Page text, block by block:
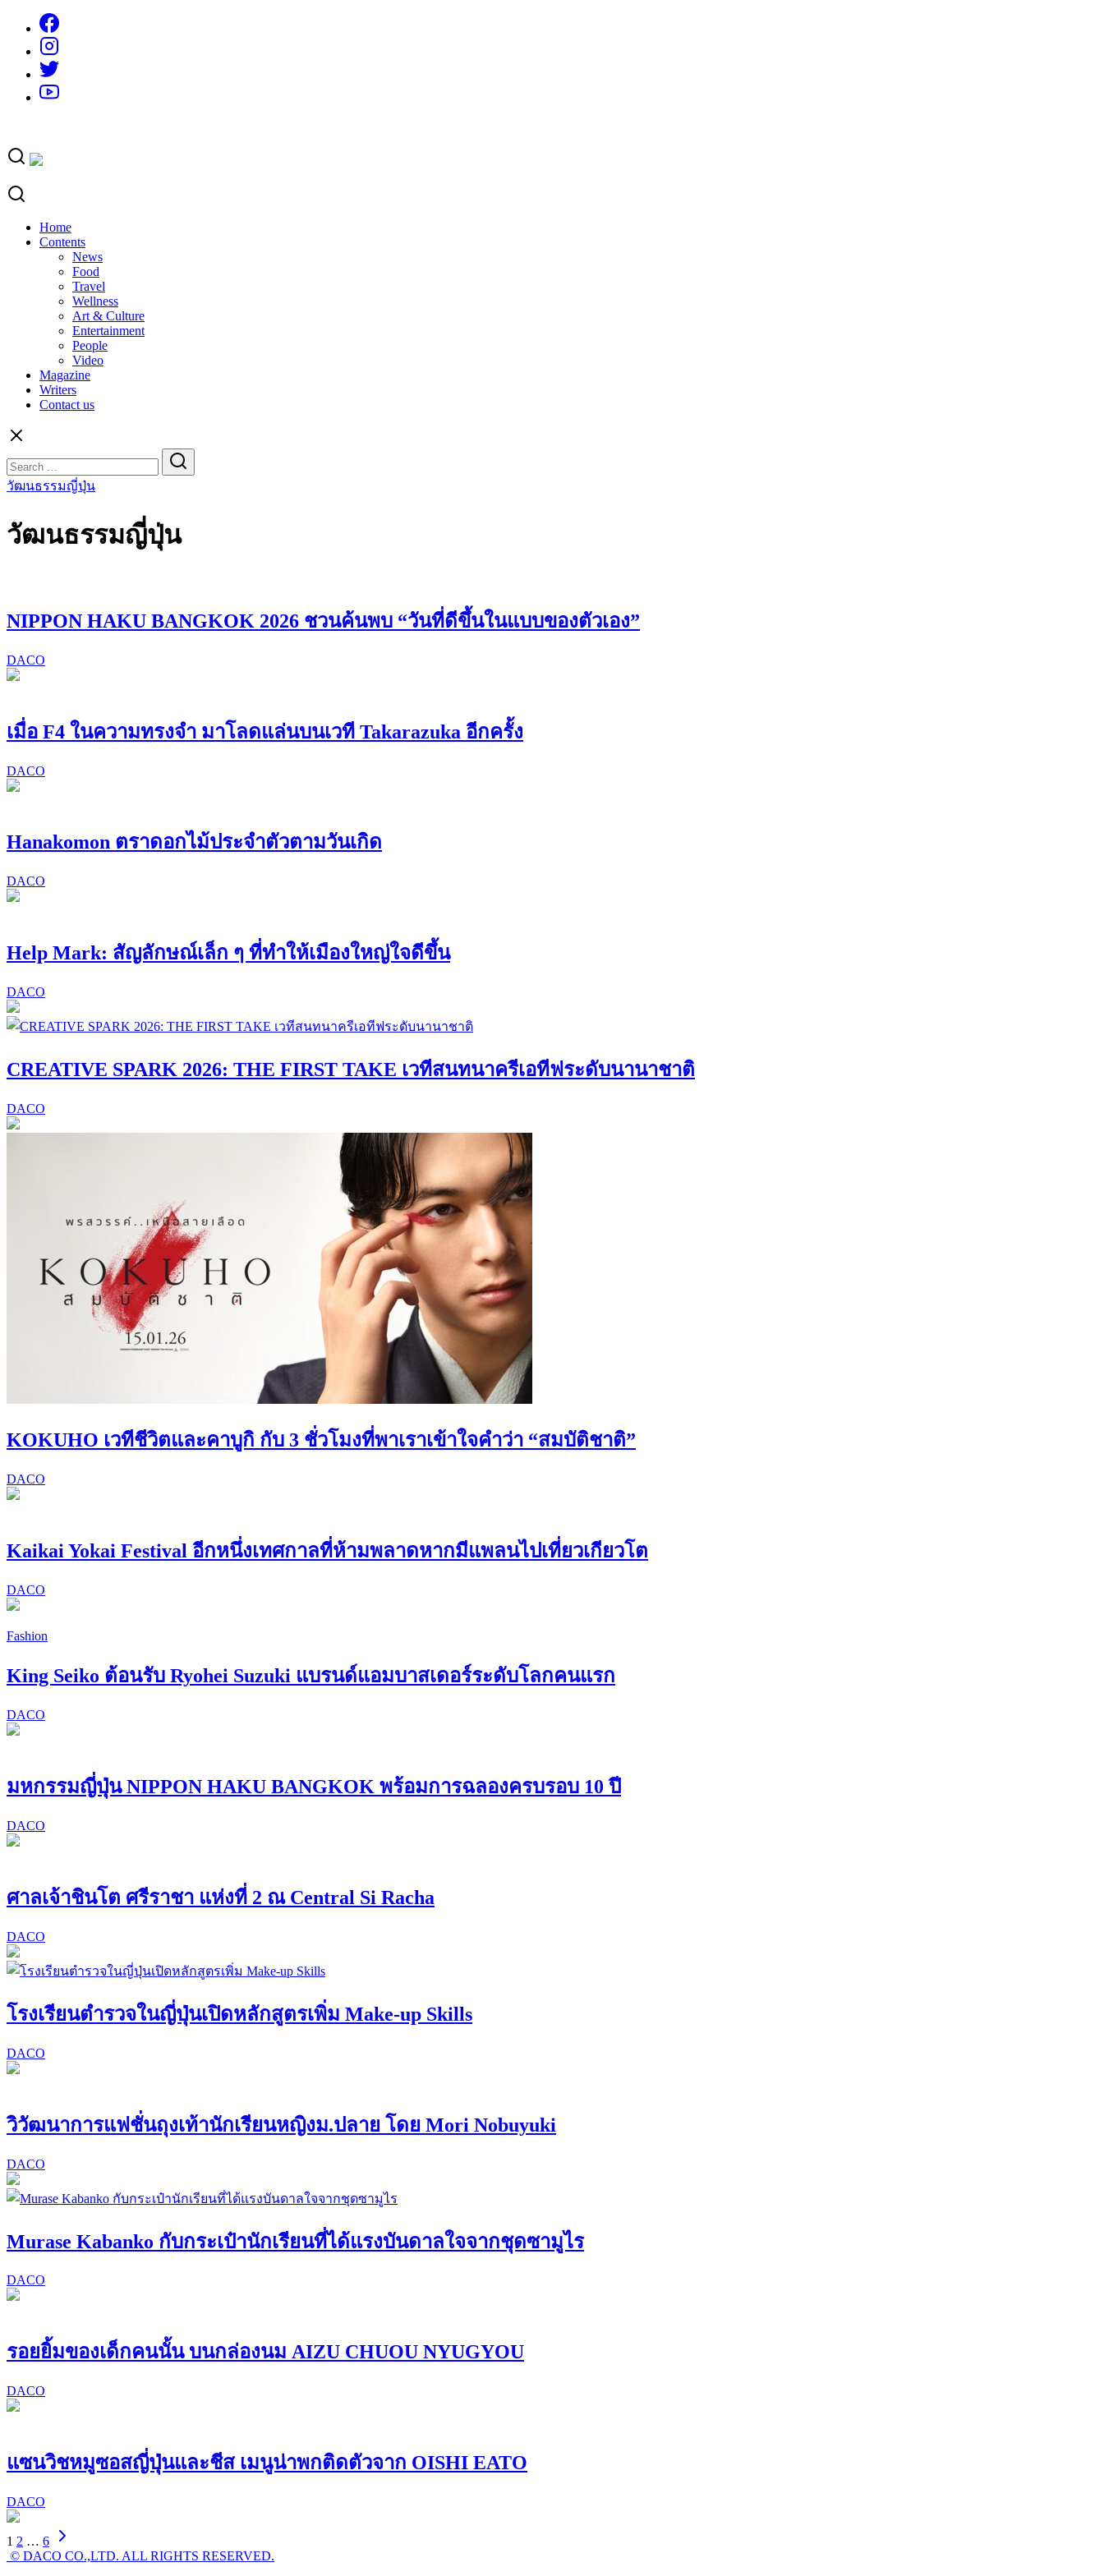
content
Home
Contents
News
Food
Travel
Wellness
Art & Culture
Entertainment
People
Video
Magazine
Writers
Contact us
for:
วัฒนธรรมญี่ปุ่น
วัฒนธรรมญี่ปุ่น
NIPPON HAKU BANGKOK 2026 ชวนค้นพบ “วันที่ดีขึ้นในแบบของตัวเอง”
DACO
เมื่อ F4 ในความทรงจำ มาโลดแล่นบนเวที Takarazuka อีกครั้ง
DACO
Hanakomon ตราดอกไม้ประจำตัวตามวันเกิด
DACO
Help Mark: สัญลักษณ์เล็ก ๆ ที่ทำให้เมืองใหญ่ใจดีขึ้น
DACO
CREATIVE SPARK 2026: THE FIRST TAKE เวทีสนทนาครีเอทีฟระดับนานาชาติ
DACO
KOKUHO เวทีชีวิตและคาบูกิ กับ 3 ชั่วโมงที่พาเราเข้าใจคำว่า “สมบัติชาติ”
DACO
Kaikai Yokai Festival อีกหนึ่งเทศกาลที่ห้ามพลาดหากมีแพลนไปเที่ยวเกียวโต
DACO
Fashion
King Seiko ต้อนรับ Ryohei Suzuki แบรนด์แอมบาสเดอร์ระดับโลกคนแรก
DACO
มหกรรมญี่ปุ่น NIPPON HAKU BANGKOK พร้อมการฉลองครบรอบ 10 ปี
DACO
ศาลเจ้าชินโต ศรีราชา แห่งที่ 2 ณ Central Si Racha
DACO
โรงเรียนตำรวจในญี่ปุ่นเปิดหลักสูตรเพิ่ม Make-up Skills
DACO
วิวัฒนาการแฟชั่นถุงเท้านักเรียนหญิงม.ปลาย โดย Mori Nobuyuki
DACO
Murase Kabanko กับกระเป๋านักเรียนที่ได้แรงบันดาลใจจากชุดซามูไร
DACO
รอยยิ้มของเด็กคนนั้น บนกล่องนม AIZU CHUOU NYUGYOU
DACO
แซนวิชหมูซอสญี่ปุ่นและชีส เมนูน่าพกติดตัวจาก OISHI EATO
DACO
1 2 … 6
© DACO CO.,LTD. ALL RIGHTS RESERVED.